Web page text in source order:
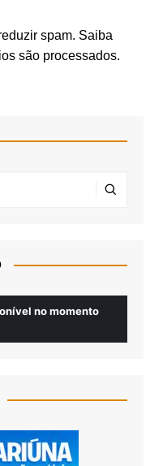
spam. Saiba
são processados.